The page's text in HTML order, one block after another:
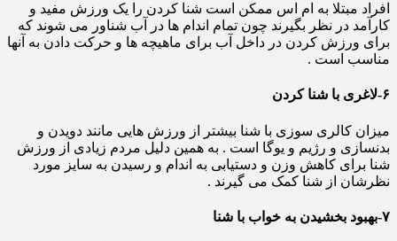
افراد مبتلا به ام اس ممکن است شنا کردن را یک ورزش مفید و
کارآمد در نظر بگیرند چون تمام اندام ها در آب شناور می شوند که
برای ورزش کردن در داخل آب برای ماهیچه ها و حرکت دادن به آنها
مناسب است .
۶-لاغری با شنا کردن
میزان کالری سوزی با شنا بیشتر از ورزش هایی مانند دویدن و
بدنسازی و رژیم و یوگا است . به همین دلیل مردم زیادی از ورزش
شنا برای کاهش وزن و دستیابی به اندام و رسیدن به سایز مورد
نظرشان از شنا کمک می گیرند .
۷-بهبود بخشیدن به خواب با شنا